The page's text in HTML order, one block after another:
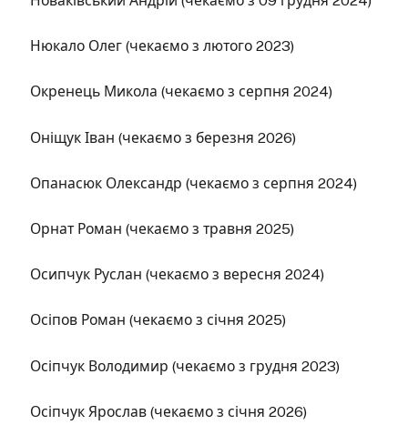
Нюкало Олег (чекаємо з лютого 2023)
Окренець Микола (чекаємо з серпня 2024)
Оніщук Іван (чекаємо з березня 2026)
Опанасюк Олександр (чекаємо з серпня 2024)
Орнат Роман (чекаємо з травня 2025)
Осипчук Руслан (чекаємо з вересня 2024)
Осіпов Роман (чекаємо з січня 2025)
Осіпчук Володимир (чекаємо з грудня 2023)
Осіпчук Ярослав (чекаємо з січня 2026)